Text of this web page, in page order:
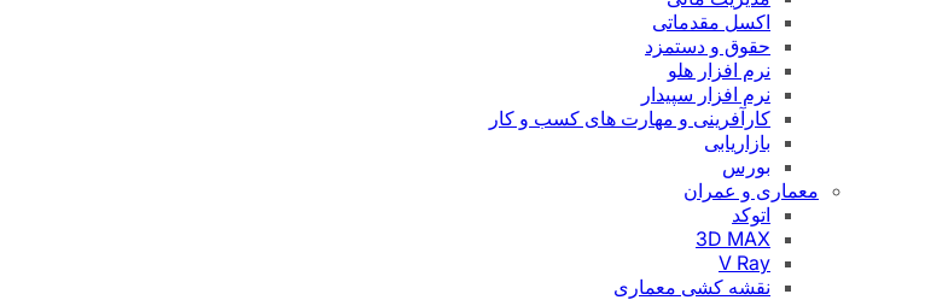
اکسل مقدماتی
حقوق و دستمزد
نرم افزار هلو
نرم افزار سپیدار
کارآفرینی و مهارت های کسب و کار
بازاریابی
بورس
معماری و عمران
اتوکد
3D MAX
V Ray
نقشه کشی معماری